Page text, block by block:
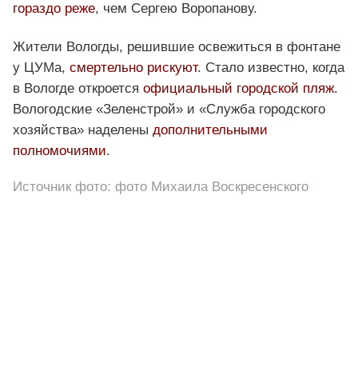
гораздо реже, чем Сергею Воропанову.
Жители Вологды, решившие освежиться в фонтане
у ЦУМа, смертельно рискуют. Стало известно, когда
в Вологде откроется официальный городской пляж.
Вологодские «Зеленстрой» и «Служба городского
хозяйства» наделены дополнительными
полномочиями.
Источник фото: фото Михаила Воскресенского